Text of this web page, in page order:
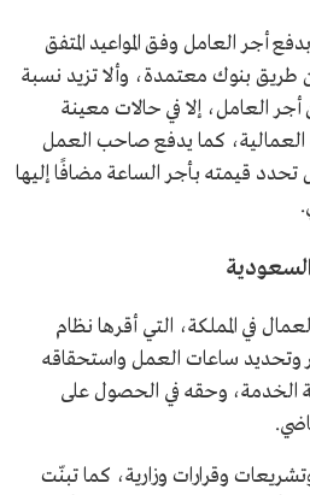
أجر العامل وفق المواعيد المتفق
طريق بنوك معتمدة، وألا تزيد نسبة
على 50% من أجر العامل، إلا في حالات معينة
العمالية، كما يدفع صاحب العمل
قيمته بأجر الساعة مضافًا إليها
في المملكة، التي أقرها نظام
وتحديد ساعات العمل واستحقاقه
الخدمة، وحقه في الحصول على
وقرارات وزارية، كما تبنّت